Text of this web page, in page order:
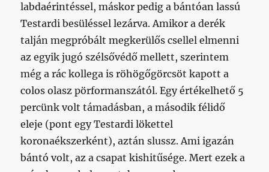
labdaérintéssel, máskor pedig a bántóan lassú
Testardi besüléssel lezárva. Amikor a derék
talján megpróbált megkerülős csellel elmenni
az egyik jugó szélsővédő mellett, szerintem
még a rác kollega is röhögőgörcsöt kapott a
colos olasz pörformanszától. Egy értékelhető 5
percünk volt támadásban, a második félidő
eleje (pont egy Testardi lökettel
koronaékszerként), aztán slussz. Ami igazán
bántó volt, az a csapat kishitűsége. Mert ezek a